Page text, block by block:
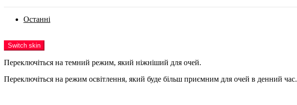
Останні
Switch skin
Переключіться на темний режим, який ніжніший для очей.
Переключіться на режим освітлення, який буде більш приємним для очей в денний час.